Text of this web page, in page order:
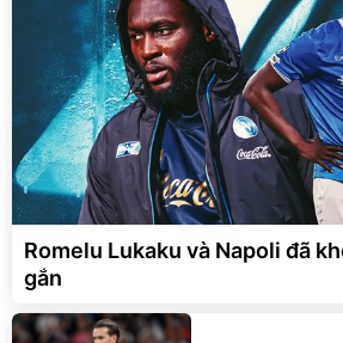
Romelu Lukaku và Napoli đã
gắn